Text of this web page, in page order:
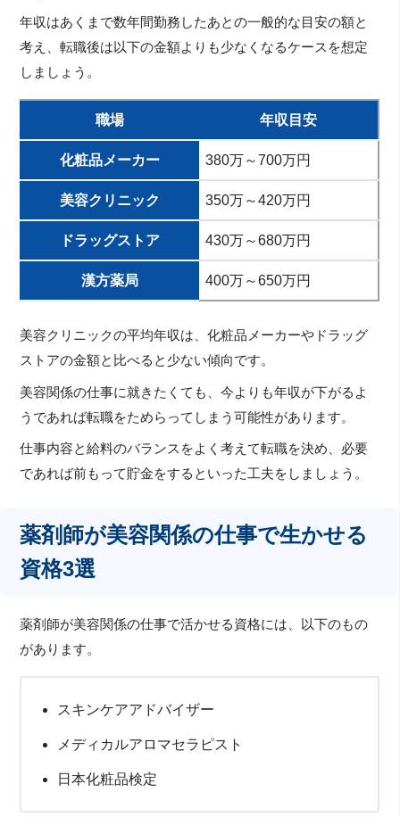
年収はあくまで数年間勤務したあとの一般的な目安の額と
考え、転職後は以下の金額よりも少なくなるケースを想定
しましょう。
職場 年収目安
化粧品メーカー 380万～700万円
美容クリニック 350万～420万円
ドラッグストア 430万～680万円
漢方薬局 400万～650万円
美容クリニックの平均年収は、化粧品メーカーやドラッグ
ストアの金額と比べると少ない傾向です。
美容関係の仕事に就きたくても、今よりも年収が下がるよ
うであれば転職をためらってしまう可能性があります。
仕事内容と給料のバランスをよく考えて転職を決め、必要
であれば前もって貯金をするといった工夫をしましょう。
薬剤師が美容関係の仕事で生かせる
資格3選
薬剤師が美容関係の仕事で活かせる資格には、以下のもの
があります。
スキンケアアドバイザー
メディカルアロマセラピスト
日本化粧品検定